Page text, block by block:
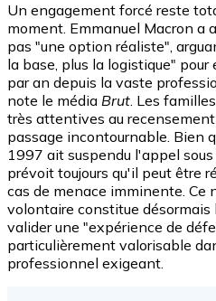
Un engagement forcé reste
moment. Emmanuel Macron a
pas "une option réaliste",
la base, plus la logistique"
par an depuis la vaste
note le média Brut. Les
très attentives au
passage incontournable. Bien
1997 ait suspendu l'appel
prévoit toujours qu'il peut être
cas de menace imminente. Ce
volontaire constitue désormais
valider une "expérience de
particulièrement valorisable
professionnel exigeant.